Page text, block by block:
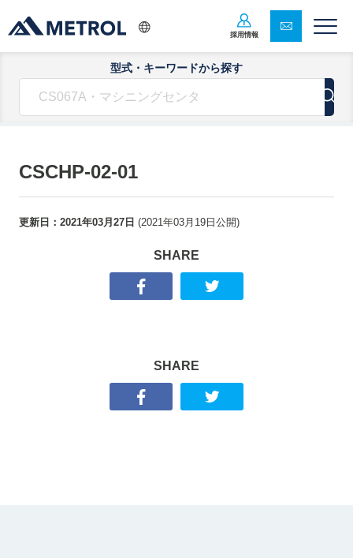
採用情報
型式・キーワードから探す
CSCHP-02-01
更新日： 2021年03月27日 (2021年03月19日 公開)
SHARE
SHARE